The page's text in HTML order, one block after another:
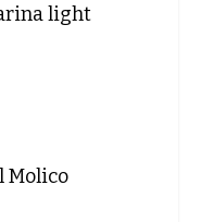
light
Molico